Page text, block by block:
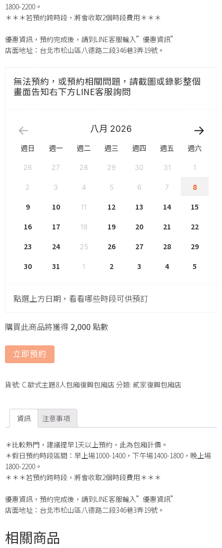
1800-2200。
＊＊＊若預約跨時段，將會收取2個時段費用＊＊＊
優惠資訊，預約完成後，請到LINE客服輸入”優惠資訊”
店面地址：台北市松山區八德路二段346巷3弄19號。
無法預約，或預約相關問題，請截圖或錄影整個
畫面告知右下方LINE客服詢問
八月 2026
週日 週一 週二 週三 週四 週五 週六
26 27 28 29 30 31 1
2 3 4 5 6 7
8
9
10 11 12 13 14
15
16
17 18 19 20 21
22
23
24 25 26 27 28
29
30
31 1 2 3 4 5
點選上方日期，看看哪些時段可供預訂
購買此商品將獲得 2,000 點數
立即預約
貨號: C.歐式主題8人包廂復興包廂店分類: 貳家復興包廂店
資訊 注意事項
＊比較熱門，建議提早1天以上預約，此為包廂計價。
＊假日預約時段區間：早上場1000-1400，下午場1400-1800，晚上場
1800-2200。
＊＊＊若預約跨時段，將會收取2個時段費用＊＊＊
優惠資訊，預約完成後，請到LINE客服輸入”優惠資訊”
店面地址：台北市松山區八德路二段346巷3弄19號。
相關商品